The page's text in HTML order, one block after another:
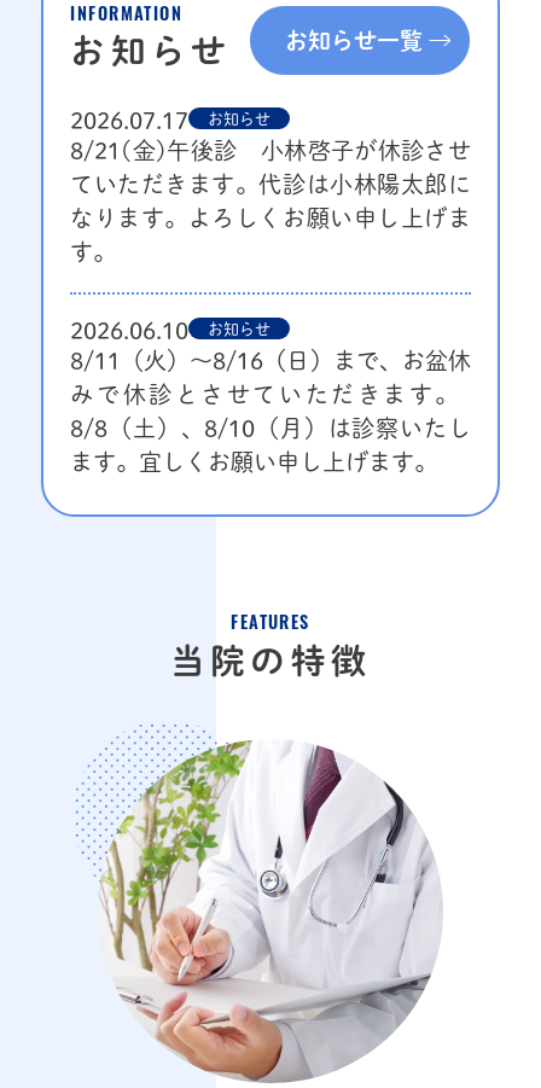
INFORMATION
お知らせ お知らせ一覧
2026.07.17 お知らせ
8/21(金)午後診 小林啓子が休診させ
ていただきます。代診は小林陽太郎に
なります。よろしくお願い申し上げま
す。
2026.06.10 お知らせ
​8/11（火）～8/16（日）まで、お盆休
みで休診とさせていただきます。 ​
8/8（土）、8/10（月）は診察いたし
ます。宜しくお願い申し上げます。
FEATURES
当院の特徴